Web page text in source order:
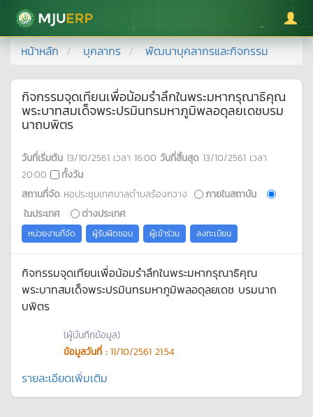
มหาวิทยาลัยแม่โจ้
หน้าหลัก บุคลากร พัฒนาบุคลากรและกิจกรรม
กิจกรรมจุดเทียนเพื่อน้อมรำลึกในพระมหากรุณาธิคุณ
พระบาทสมเด็จพระปรมินทรมหาภูมิพลอดุลยเดชบรม
นาถบพิตร
วันที่เริ่มต้น 13/10/2561 เวลา 16:00 วันที่สิ้นสุด 13/10/2561 เวลา
20:00
ทั้งวัน
สถานที่จัด หอประชุมเทศบาลตำบลร้องกวาง
ภายในสถาบัน
ในประเทศ
ต่างประเทศ
หน่วยงานที่จัด ผู้รับผิดชอบ ผู้เข้าร่วม ลงทะเบียน
กิจกรรมจุดเทียนเพื่อน้อมรำลึกในพระมหากรุณาธิคุณ
พระบาทสมเด็จพระปรมินทรมหาภูมิพลอดุลยเดช บรมนาถ
บพิตร
(ผู้บันทึกข้อมูล)
ข้อมูลวันที่ : 11/10/2561 21:54
รายละเอียดเพิ่มเติม